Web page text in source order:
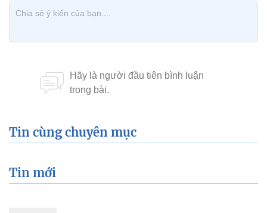
Tin cùng chuyên mục
Tin mới